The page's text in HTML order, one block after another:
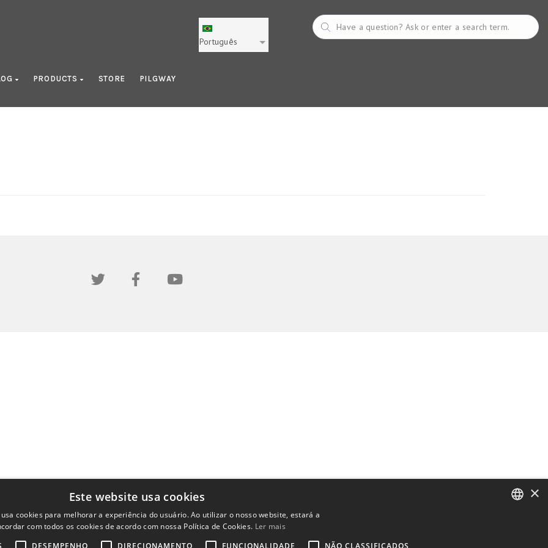
Português
PRODUCTS STORE PILGWAY
×
Este website usa cookies
cookies para melhorar a experiência do usuário. Ao utilizar o nosso website, estará a
com todos os cookies de acordo com nossa Política de Cookies. Ler mais
DESEMPENHO DIRECIONAMENTO FUNCIONALIDADE NÃO CLASSIFICADOS